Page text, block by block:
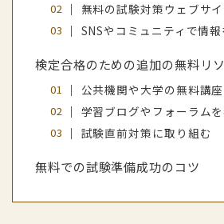
無料の試験対策ウェブサ
SNSやコミュニティで情報
検定合格のための追加の無料リ
公共機関や大学の無料講
学習ブログやフォーラム
試験直前対策に取り組む
無料での試験準備成功のコツ